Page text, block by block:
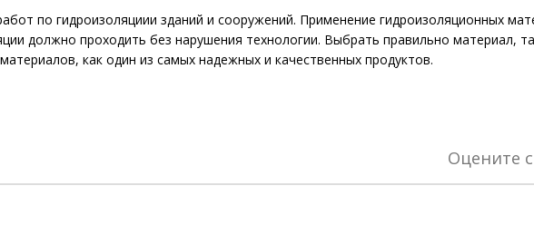
по гидроизоляциии зданий и сооружений. Применение гидроизоляционных
должно проходить без нарушения технологии. Выбрать правильно материал,
как один из самых надежных и качественных продуктов.
Оцените